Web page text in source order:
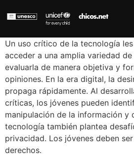
Un uso crítico de la tecnología
acceder a una amplia variedad
evaluarla de manera objetiva y
opiniones. En la era digital, la
propaga rápidamente. Al
críticas, los jóvenes pueden
manipulación de la información y
tecnología también plantea
privacidad. Los jóvenes deben
derechos.